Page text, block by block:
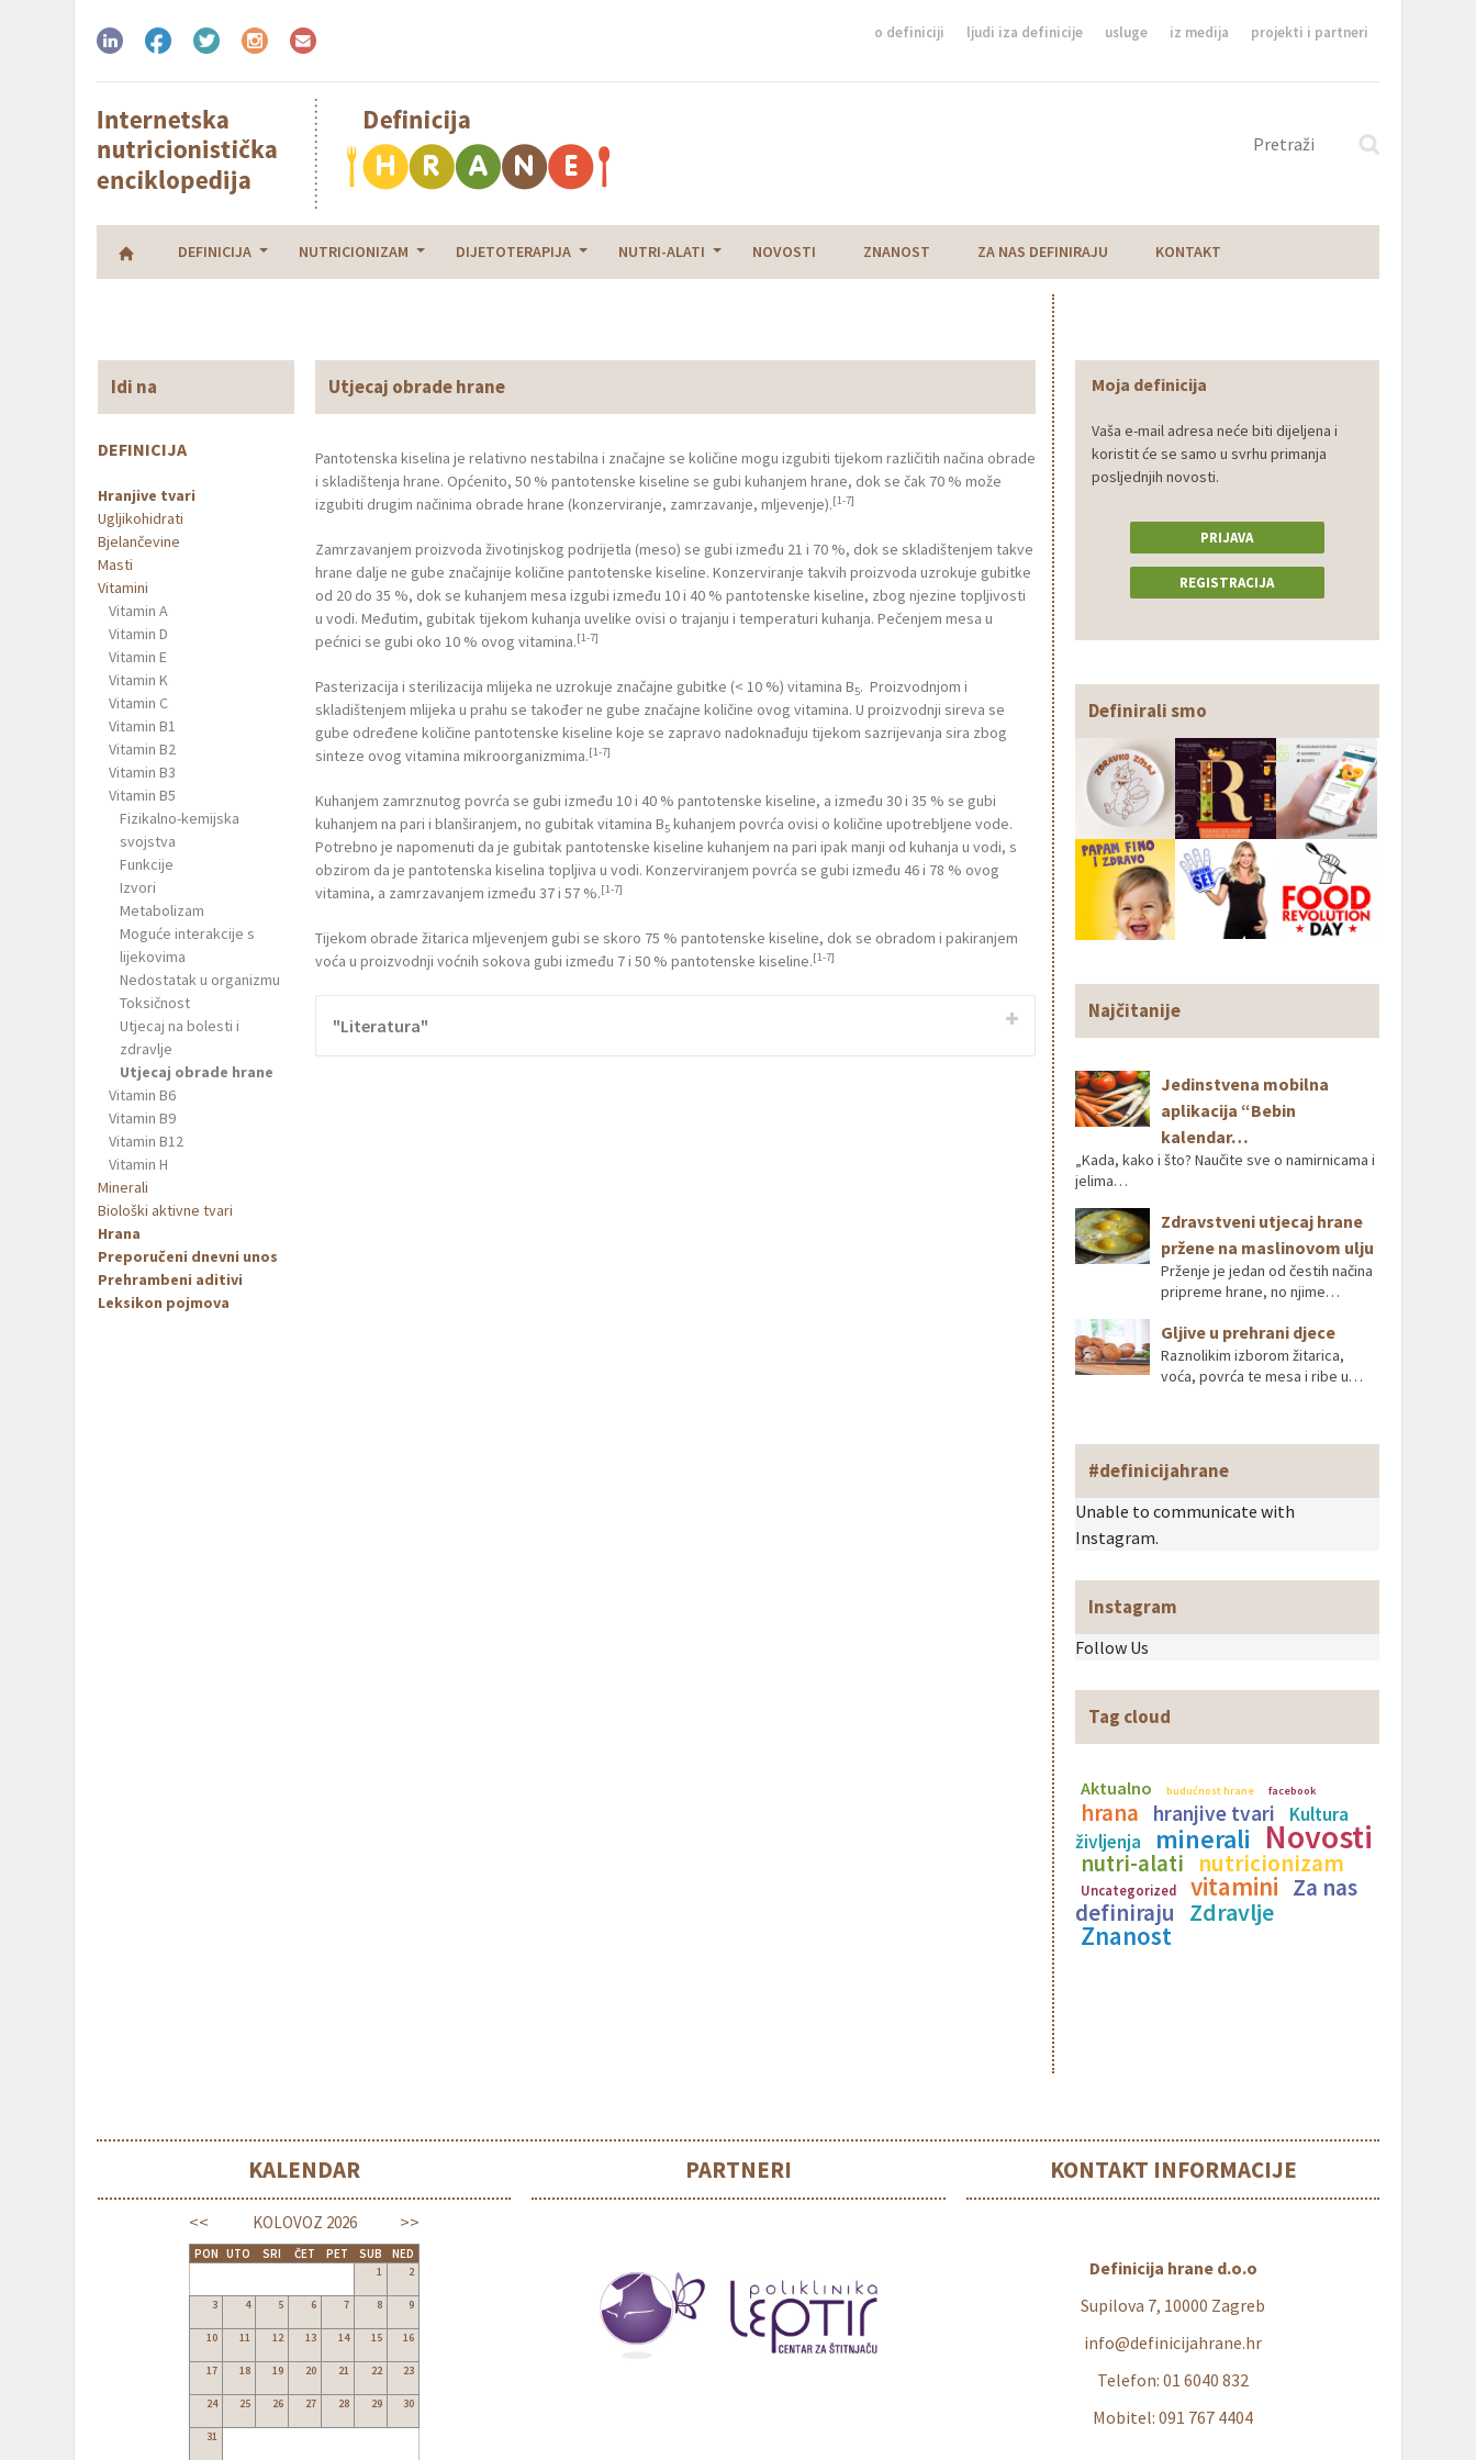
o definiciji ljudi iza definicije usluge iz medija projekti i partneri
DEFINICIJA NUTRICIONIZAM DIJETOTERAPIJA NUTRI-ALATI NOVOSTI ZNANOST ZA NAS DEFINIRAJU KONTAKT
Idi na
DEFINICIJA
Hranjive tvari
Ugljikohidrati
Bjelančevine
Masti
Vitamini
Vitamin A
Vitamin D
Vitamin E
Vitamin K
Vitamin C
Vitamin B1
Vitamin B2
Vitamin B3
Vitamin B5
Fizikalno-kemijska
svojstva
Funkcije
Izvori
Metabolizam
Moguće interakcije s
lijekovima
Nedostatak u organizmu
Toksičnost
Utjecaj na bolesti i
zdravlje
Utjecaj obrade hrane
Vitamin B6
Vitamin B9
Vitamin B12
Vitamin H
Minerali
Biološki aktivne tvari
Hrana
Preporučeni dnevni unos
Prehrambeni aditivi
Leksikon pojmova
Utjecaj obrade hrane
Pantotenska kiselina je relativno nestabilna i značajne se količine mogu izgubiti tijekom različitih načina obrade
i skladištenja hrane. Općenito, 50 % pantotenske kiseline se gubi kuhanjem hrane, dok se čak 70 % može
izgubiti drugim načinima obrade hrane (konzerviranje, zamrzavanje, mljevenje).[1-7]
Zamrzavanjem proizvoda životinjskog podrijetla (meso) se gubi između 21 i 70 %, dok se skladištenjem takve
hrane dalje ne gube značajnije količine pantotenske kiseline. Konzerviranje takvih proizvoda uzrokuje gubitke
od 20 do 35 %, dok se kuhanjem mesa izgubi između 10 i 40 % pantotenske kiseline, zbog njezine topljivosti
u vodi. Međutim, gubitak tijekom kuhanja uvelike ovisi o trajanju i temperaturi kuhanja. Pečenjem mesa u
pećnici se gubi oko 10 % ovog vitamina.[1-7]
Pasterizacija i sterilizacija mlijeka ne uzrokuje značajne gubitke (< 10 %) vitamina B5. Proizvodnjom i
skladištenjem mlijeka u prahu se također ne gube značajne količine ovog vitamina. U proizvodnji sireva se
gube određene količine pantotenske kiseline koje se zapravo nadoknađuju tijekom sazrijevanja sira zbog
sinteze ovog vitamina mikroorganizmima.[1-7]
Kuhanjem zamrznutog povrća se gubi između 10 i 40 % pantotenske kiseline, a između 30 i 35 % se gubi
kuhanjem na pari i blanširanjem, no gubitak vitamina B5kuhanjem povrća ovisi o količine upotrebljene vode.
Potrebno je napomenuti da je gubitak pantotenske kiseline kuhanjem na pari ipak manji od kuhanja u vodi, s
obzirom da je pantotenska kiselina topljiva u vodi. Konzerviranjem povrća se gubi između 46 i 78 % ovog
vitamina, a zamrzavanjem između 37 i 57 %.[1-7]
Tijekom obrade žitarica mljevenjem gubi se skoro 75 % pantotenske kiseline, dok se obradom i pakiranjem
voća u proizvodnji voćnih sokova gubi između 7 i 50 % pantotenske kiseline.[1-7]
"Literatura"
Moja definicija
Vaša e-mail adresa neće biti dijeljena i
koristit će se samo u svrhu primanja
posljednjih novosti.
PRIJAVA
REGISTRACIJA
Definirali smo
Najčitanije
Jedinstvena mobilna
aplikacija “Bebin
kalendar…
„Kada, kako i što? Naučite sve o namirnicama i
jelima…
Zdravstveni utjecaj hrane
pržene na maslinovom ulju
Prženje je jedan od čestih načina
pripreme hrane, no njime…
Gljive u prehrani djece
Raznolikim izborom žitarica,
voća, povrća te mesa i ribe u…
#definicijahrane
Unable to communicate with
Instagram.
Instagram
Follow Us
Tag cloud
Aktualno budućnost hrane facebook
hrana hranjive tvari
Kultura
življenja
minerali Novosti
nutri-alati nutricionizam
Uncategorized vitamini Za nas
definiraju Zdravlje
Znanost
KALENDAR
<< >>
KOLOVOZ 2026
PON UTO SRI ČET PET SUB NED
1 2
3 4 5 6 7 8 9
10 11 12 13 14 15 16
17 18 19 20 21 22 23
24 25 26 27 28 29 30
31
PARTNERI KONTAKT INFORMACIJE
Definicija hrane d.o.o
Supilova 7, 10000 Zagreb
info@definicijahrane.hr
Telefon: 01 6040 832
Mobitel: 091 767 4404